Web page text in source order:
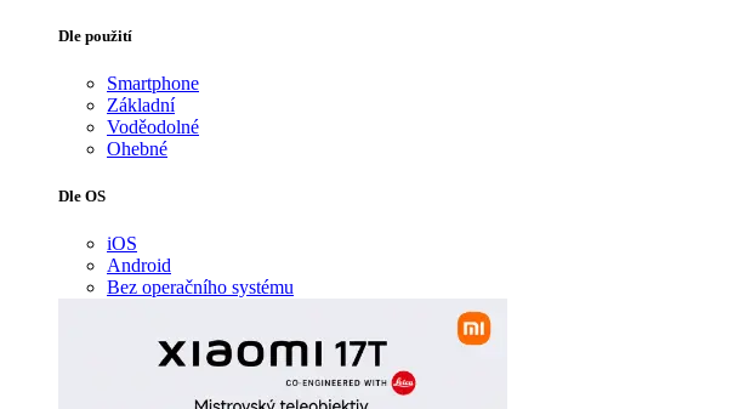
Dle použití
Smartphone
Základní
Voděodolné
Ohebné
Dle OS
iOS
Android
Bez operačního systému